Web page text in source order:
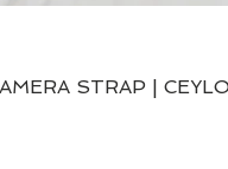
STRAP |